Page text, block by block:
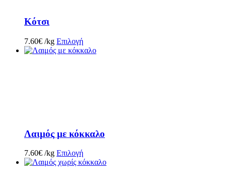
Κότσι
7.60€ /kg Επιλογή
Λαιμός με κόκκαλο
7.60€ /kg Επιλογή